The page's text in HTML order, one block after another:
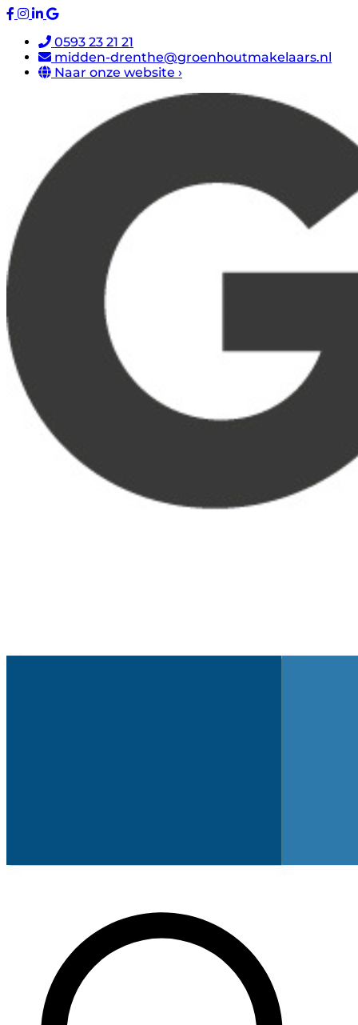
0593 23 21 21
midden-drenthe@groenhoutmakelaars.nl
Naar onze website ›